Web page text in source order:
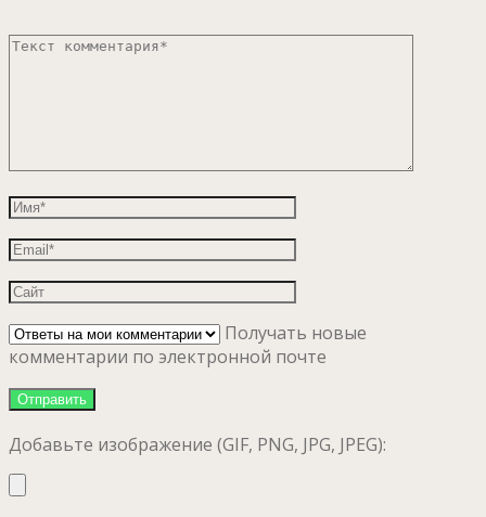
Получать новые
комментарии по электронной почте
Добавьте изображение (GIF, PNG, JPG, JPEG):